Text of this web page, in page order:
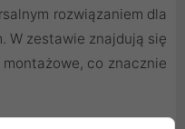
rozwiązaniem dla
W zestawie znajdują się
co znacznie